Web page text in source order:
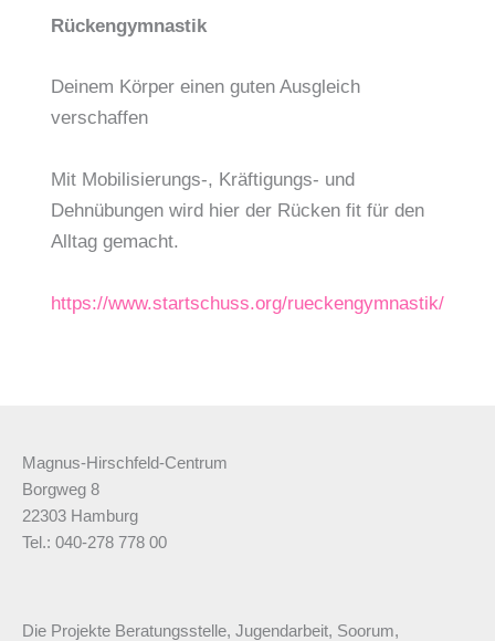
Rückengymnastik
Deinem Körper einen guten Ausgleich
verschaffen
Mit Mobilisierungs-, Kräftigungs- und
Dehnübungen wird hier der Rücken fit für den
Alltag gemacht.
https://www.startschuss.org/rueckengymnastik/
Magnus-Hirschfeld-Centrum
Borgweg 8
22303 Hamburg
Tel.: 040-278 778 00
Die Projekte Beratungsstelle, Jugendarbeit, Soorum,